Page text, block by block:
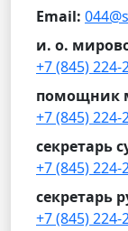
Email:
и. о.
+7 (845) 224-
помощник
+7 (845) 224-
секретарь
+7 (845) 224-
секретарь
+7 (845) 224-